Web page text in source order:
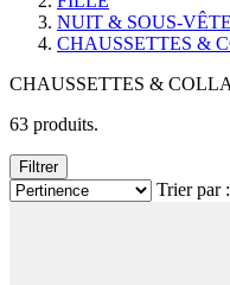
NUIT & SOUS-
CHAUSSETTES &
CHAUSSETTES &
63 produits.
Filtrer
Trier par :